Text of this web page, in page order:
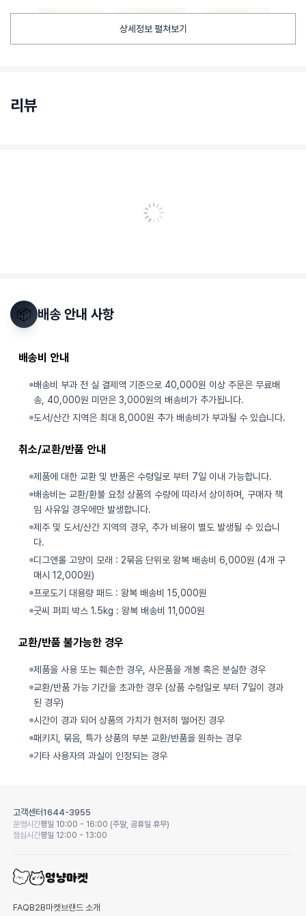
상세정보 펼쳐보기
리뷰
📦 배송 안내 사항
배송비 안내
배송비 부과 전 실 결제액 기준으로 40,000원 이상 주문은 무료배
송, 40,000원 미만은 3,000원의 배송비가 추가됩니다.
도서/산간 지역은 최대 8,000원 추가 배송비가 부과될 수 있습니다.
취소/교환/반품 안내
제품에 대한 교환 및 반품은 수령일로 부터 7일 이내 가능합니다.
배송비는 교환/환불 요청 상품의 수량에 따라서 상이하며, 구매자 책
임 사유일 경우에만 발생합니다.
제주 및 도서/산간 지역의 경우, 추가 비용이 별도 발생될 수 있습니
다.
디그앤롤 고양이 모래 : 2묶음 단위로 왕복 배송비 6,000원 (4개 구
매시 12,000원)
프로도기 대용량 패드 : 왕복 배송비 15,000원
굿씨 퍼피 박스 1.5kg : 왕복 배송비 11,000원
교환/반품 불가능한 경우
제품을 사용 또는 훼손한 경우, 사은품을 개봉 혹은 분실한 경우
교환/반품 가능 기간을 초과한 경우 (상품 수령일로 부터 7일이 경과
된 경우)
시간이 경과 되어 상품의 가치가 현저히 떨어진 경우
패키지, 묶음, 특가 상품의 부분 교환/반품을 원하는 경우
기타 사용자의 과실이 인정되는 경우
고객센터1644-3955
운영시간평일 10:00 - 16:00 (주말, 공휴일 휴무)
점심시간평일 12:00 - 13:00
FAQB2B마켓 브랜드 소개